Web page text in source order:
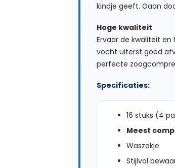
kindje geeft. Gaan
Hoge kwaliteit
Ervaar de kwaliteit
vocht uiterst goed
perfecte
Specificaties:
16 stuks (4
Meest
Waszakje
Stijlvol